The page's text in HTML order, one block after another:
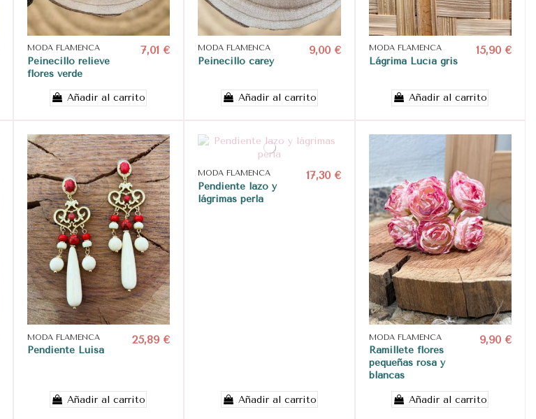
MODA FLAMENCA
Peinecillo relieve
flores verde
7,01 €
Añadir al carrito
MODA FLAMENCA
Peinecillo carey
9,00 €
Añadir al carrito
MODA FLAMENCA
Lágrima Lucía gris
15,90 €
Añadir al carrito
MODA FLAMENCA
Pendiente Luisa
25,89 €
Añadir al carrito
MODA FLAMENCA
Pendiente lazo y
lágrimas perla
17,30 €
Añadir al carrito
MODA FLAMENCA
Ramillete flores
pequeñas rosa y
blancas
9,90 €
Añadir al carrito